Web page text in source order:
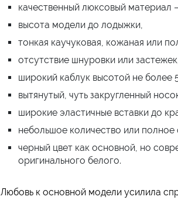
качественный люксовый
высота модели до лодыжки,
тонкая каучуковая, кожаная или
отсутствие шнуровки или
широкий каблук высотой не более
вытянутый, чуть закругленный
широкие эластичные вставки до
небольшое количество или
черный цвет как основной, но
оригинального белого.
Любовь к основной модели усилила